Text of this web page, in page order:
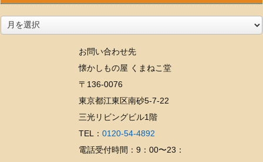
お問い合わせ先
懐かしもの屋 くまねこ堂
〒136-0076
東京都江東区南砂5-7-22
三光リビングビル1階
TEL： 0120-54-4892
電話受付時間：9：00〜23：